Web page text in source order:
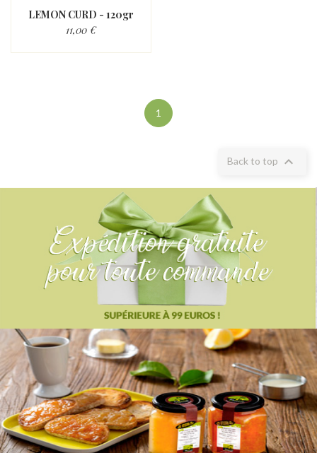
LEMON CURD - 120gr
11,00 €
1
Back to top 